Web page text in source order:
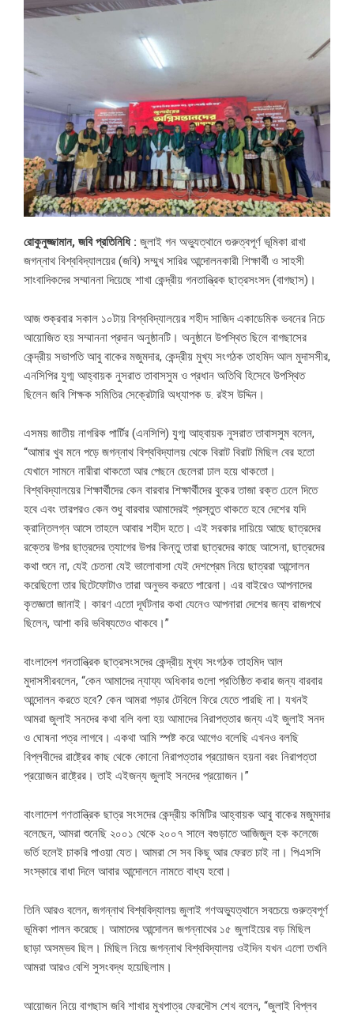
রোকুনুজ্জামান, জবি প্রতিনিধি : জুলাই গন অভ্যুত্থানে গুরুত্বপূর্ণ ভূমিকা রাখা
জগন্নাথ বিশ্ববিদ্যালয়ের (জবি) সম্মুখ সারির আন্দোলনকারী শিক্ষার্থী ও সাহসী
সাংবাদিকদের সম্মাননা দিয়েছে শাখা কেন্দ্রীয় গনতান্ত্রিক ছাত্রসংসদ (বাগছাস)।
আজ শুক্রবার সকাল ১০টায় বিশ্ববিদ্যালয়ের শহীদ সাজিদ একাডেমিক ভবনের নিচে
আয়োজিত হয় সম্মাননা প্রদান অনুষ্ঠানটি। অনুষ্ঠানে উপস্থিত ছিলে বাগছাসের
কেন্দ্রীয় সভাপতি আবু বাকের মজুমদার, কেন্দ্রীয় মুখ্য সংগঠক তাহমিদ আল মুদাসসীর,
এনসিপির যুগ্ম আহ্বায়ক নুসরাত তাবাসসুম ও প্রধান অতিথি হিসেবে উপস্থিত
ছিলেন জবি শিক্ষক সমিতির সেক্রেটারি অধ্যাপক ড. রইস উদ্দিন।
এসময় জাতীয় নাগরিক পার্টির (এনসিপি) যুগ্ম আহ্বায়ক নুসরাত তাবাসসুম বলেন,
“আমার খুব মনে পড়ে জগন্নাথ বিশ্ববিদ্যালয় থেকে বিরাট বিরাট মিছিল বের হতো
যেখানে সামনে নারীরা থাকতো আর পেছনে ছেলেরা ঢাল হয়ে থাকতো।
বিশ্ববিদ্যালয়ের শিক্ষার্থীদের কেন বারবার শিক্ষার্থীদের বুকের তাজা রক্ত ঢেলে দিতে
হবে এবং তারপরও কেন শুধু বারবার আমাদেরই প্রস্তুত থাকতে হবে দেশের যদি
ক্রান্তিলগ্ন আসে তাহলে আবার শহীদ হতে। এই সরকার দায়িয়ে আছে ছাত্রদের
রক্তের উপর ছাত্রদের ত্যাগের উপর কিন্তু তারা ছাত্রদের কাছে আসেনা, ছাত্রদের
কথা শুনে না, যেই চেতনা যেই ভালোবাসা যেই দেশপ্রেম নিয়ে ছাত্ররা আন্দোলন
করেছিলো তার ছিটেফোটাও তারা অনুভব করতে পারেনা। এর বাইরেও আপনাদের
কৃতজ্ঞতা জানাই। কারণ এতো দূর্ঘটনার কথা যেনেও আপনারা দেশের জন্য রাজপথে
ছিলেন, আশা করি ভবিষ্যতেও থাকবে।”
বাংলাদেশ গনতান্ত্রিক ছাত্রসংসদের কেন্দ্রীয় মুখ্য সংগঠক তাহমিদ আল
মুদাসসীরবলেন, “কেন আমাদের ন্যায্য অধিকার গুলো প্রতিষ্ঠিত করার জন্য বারবার
আন্দোলন করতে হবে? কেন আমরা পড়ার টেবিলে ফিরে যেতে পারছি না। যখনই
আমরা জুলাই সনদের কথা বলি বলা হয় আমাদের নিরাপত্তার জন্য এই জুলাই সনদ
ও ঘোষনা পত্র লাগবে। একথা আমি স্পষ্ট করে আগেও বলেছি এখনও বলছি
বিপ্লবীদের রাষ্ট্রের কাছ থেকে কোনো নিরাপত্তার প্রয়োজন হয়না বরং নিরাপত্তা
প্রয়োজন রাষ্ট্রের। তাই এইজন্য জুলাই সনদের প্রয়োজন।”
বাংলাদেশ গণতান্ত্রিক ছাত্র সংসদের কেন্দ্রীয় কমিটির আহ্বায়ক আবু বাকের মজুমদার
বলেছেন, আমরা শুনেছি ২০০১ থেকে ২০০৭ সালে বগুড়াতে আজিজুল হক কলেজে
ভর্তি হলেই চাকরি পাওয়া যেত। আমরা সে সব কিছু আর ফেরত চাই না। পিএসসি
সংস্কারে বাধা দিলে আবার আন্দোলনে নামতে বাধ্য হবো।
তিনি আরও বলেন, জগন্নাথ বিশ্ববিদ্যালয় জুলাই গণঅভ্যুত্থানে সবচেয়ে গুরুত্বপূর্ণ
ভূমিকা পালন করেছে। আমাদের আন্দোলন জগন্নাথের ১৫ জুলাইয়ের বড় মিছিল
ছাড়া অসম্ভব ছিল। মিছিল নিয়ে জগন্নাথ বিশ্ববিদ্যালয় ওইদিন যখন এলো তখনি
আমরা আরও বেশি সুসংবদ্ধ হয়েছিলাম।
আয়োজন নিয়ে বাগছাস জবি শাখার মুখপাত্র ফেরদৌস শেখ বলেন, “জুলাই বিপ্লব